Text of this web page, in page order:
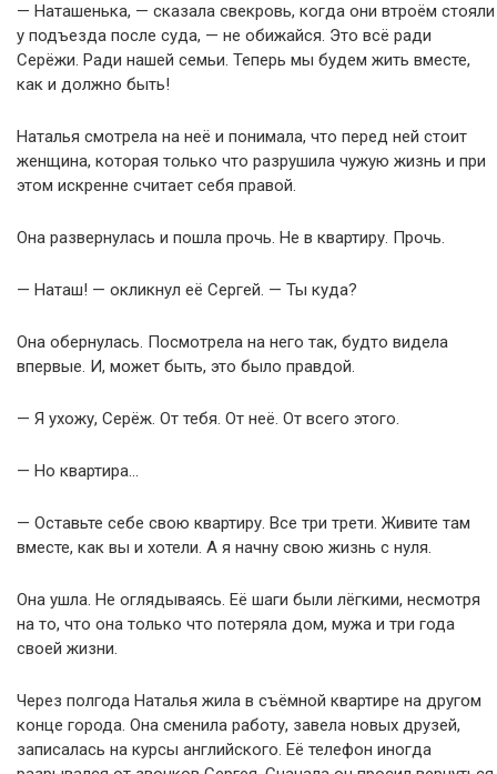
— Наташенька, — сказала свекровь, когда они втроём стояли
у подъезда после суда, — не обижайся. Это всё ради
Серёжи. Ради нашей семьи. Теперь мы будем жить вместе,
как и должно быть!
Наталья смотрела на неё и понимала, что перед ней стоит
женщина, которая только что разрушила чужую жизнь и при
этом искренне считает себя правой.
Она развернулась и пошла прочь. Не в квартиру. Прочь.
— Наташ! — окликнул её Сергей. — Ты куда?
Она обернулась. Посмотрела на него так, будто видела
впервые. И, может быть, это было правдой.
— Я ухожу, Серёж. От тебя. От неё. От всего этого.
— Но квартира…
— Оставьте себе свою квартиру. Все три трети. Живите там
вместе, как вы и хотели. А я начну свою жизнь с нуля.
Она ушла. Не оглядываясь. Её шаги были лёгкими, несмотря
на то, что она только что потеряла дом, мужа и три года
своей жизни.
Через полгода Наталья жила в съёмной квартире на другом
конце города. Она сменила работу, завела новых друзей,
записалась на курсы английского. Её телефон иногда